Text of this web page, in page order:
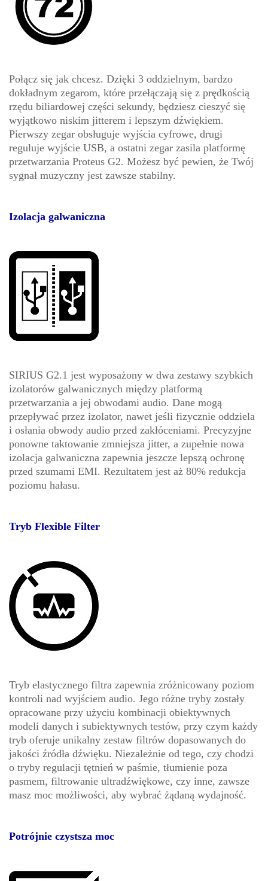
Połącz się jak chcesz. Dzięki 3 oddzielnym, bardzo
dokładnym zegarom, które przełączają się z prędkością
rzędu biliardowej części sekundy, będziesz cieszyć się
wyjątkowo niskim jitterem i lepszym dźwiękiem.
Pierwszy zegar obsługuje wyjścia cyfrowe, drugi
reguluje wyjście USB, a ostatni zegar zasila platformę
przetwarzania Proteus G2. Możesz być pewien, że Twój
sygnał muzyczny jest zawsze stabilny.
Izolacja galwaniczna
SIRIUS G2.1 jest wyposażony w dwa zestawy szybkich
izolatorów galwanicznych między platformą
przetwarzania a jej obwodami audio. Dane mogą
przepływać przez izolator, nawet jeśli fizycznie oddziela
i osłania obwody audio przed zakłóceniami. Precyzyjne
ponowne taktowanie zmniejsza jitter, a zupełnie nowa
izolacja galwaniczna zapewnia jeszcze lepszą ochronę
przed szumami EMI. Rezultatem jest aż 80% redukcja
poziomu hałasu.
Tryb Flexible Filter
Tryb elastycznego filtra zapewnia zróżnicowany poziom
kontroli nad wyjściem audio. Jego różne tryby zostały
opracowane przy użyciu kombinacji obiektywnych
modeli danych i subiektywnych testów, przy czym każdy
tryb oferuje unikalny zestaw filtrów dopasowanych do
jakości źródła dźwięku. Niezależnie od tego, czy chodzi
o tryby regulacji tętnień w paśmie, tłumienie poza
pasmem, filtrowanie ultradźwiękowe, czy inne, zawsze
masz moc możliwości, aby wybrać żądaną wydajność.
Potrójnie czystsza moc